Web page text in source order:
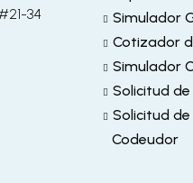
34
Simulador
Cotizador
Simulador
Solicitud
Solicitud
Codeudor